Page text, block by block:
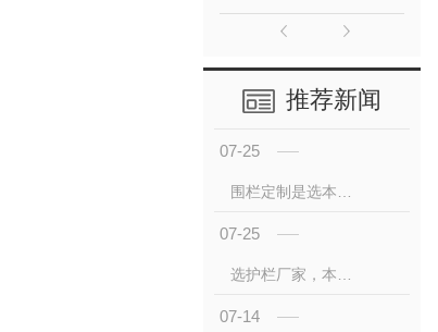
推荐新闻
07-25
07-25
07-14